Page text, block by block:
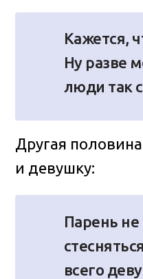
Кажется,
Ну разве
люди так
Другая
и девушку:
Парень
всего